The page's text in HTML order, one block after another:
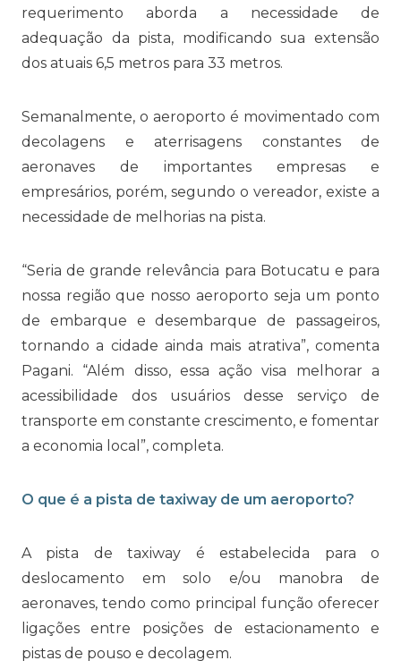
requerimento aborda a necessidade de
adequação da pista, modificando sua extensão
dos atuais 6,5 metros para 33 metros.
Semanalmente, o aeroporto é movimentado com
decolagens e aterrisagens constantes de
aeronaves de importantes empresas e
empresários, porém, segundo o vereador, existe a
necessidade de melhorias na pista.
“Seria de grande relevância para Botucatu e para
nossa região que nosso aeroporto seja um ponto
de embarque e desembarque de passageiros,
tornando a cidade ainda mais atrativa”, comenta
Pagani. “Além disso, essa ação visa melhorar a
acessibilidade dos usuários desse serviço de
transporte em constante crescimento, e fomentar
a economia local”, completa.
O que é a pista de taxiway de um aeroporto?
A pista de taxiway é estabelecida para o
deslocamento em solo e/ou manobra de
aeronaves, tendo como principal função oferecer
ligações entre posições de estacionamento e
pistas de pouso e decolagem.